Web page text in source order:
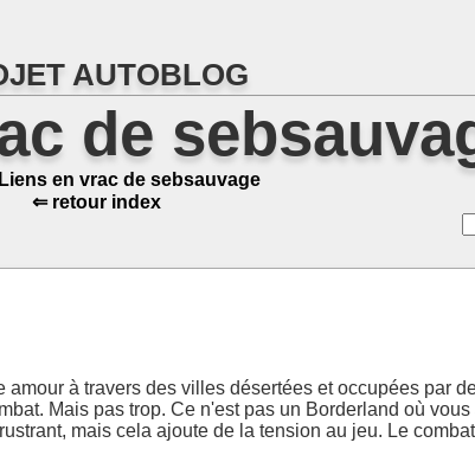
AUTOBLOG
de
Liens en vrac de sebsauvage
⇐ retour index
à travers des villes désertées et occupées par
Mais pas trop. Ce n'est pas un Borderland où
mais cela ajoute de la tension au jeu. Le